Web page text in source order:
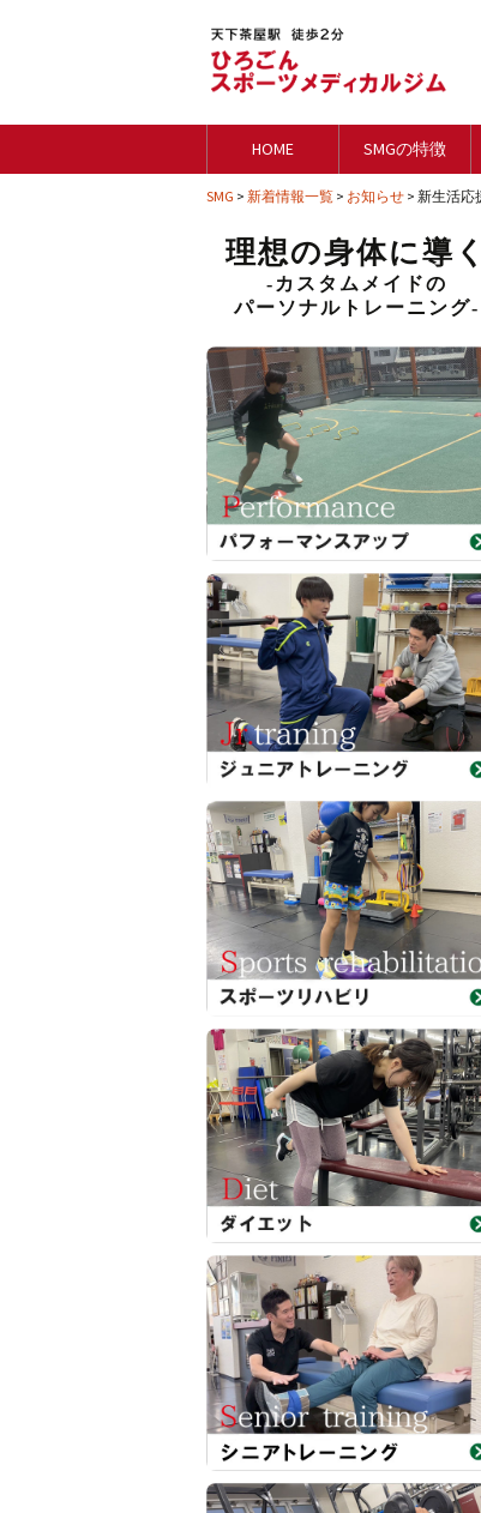
HOME SMGの特徴
SMG > 新着情報一覧 > お知らせ > 新生活応
理想の身体に導く
-カスタムメイドの
パーソナルトレーニング-